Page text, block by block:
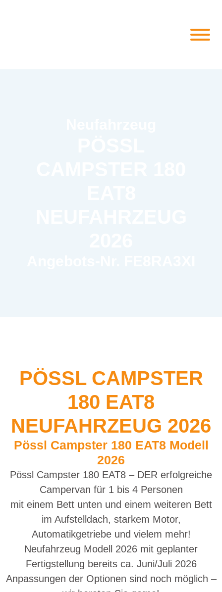
PÖSSL CAMPSTER
180 EAT8
NEUFAHRZEUG 2026
Pössl Campster 180 EAT8 Modell
2026
Pössl Campster 180 EAT8 – DER erfolgreiche
Campervan für 1 bis 4 Personen
mit einem Bett unten und einem weiteren Bett
im Aufstelldach, starkem Motor,
Automatikgetriebe und vielem mehr!
Neufahrzeug Modell 2026 mit geplanter
Fertigstellung bereits ca. Juni/Juli 2026
Anpassungen der Optionen sind noch möglich –